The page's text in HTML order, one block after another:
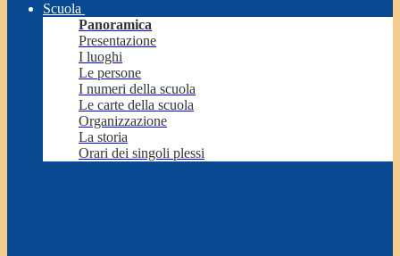
Scuola
Panoramica
Presentazione
I luoghi
Le persone
I numeri della scuola
Le carte della scuola
Organizzazione
La storia
Orari dei singoli plessi